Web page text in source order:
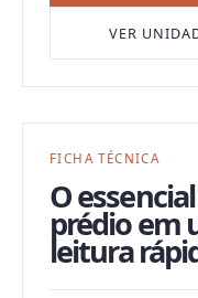
VER
FICHA TÉCNICA
O
prédio em
leitura